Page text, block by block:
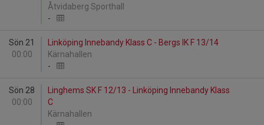
Åtvidaberg Sporthall
-
Sön 21
00:00
Linköping Innebandy Klass C - Bergs IK F 13/14
Kärnahallen
-
Sön 28
00:00
Linghems SK F 12/13 - Linköping Innebandy Klass
C
Kärnahallen